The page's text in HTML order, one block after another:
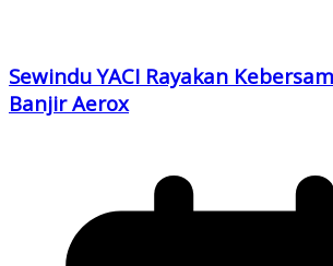
Sewindu YACI Rayakan
Banjir Aerox